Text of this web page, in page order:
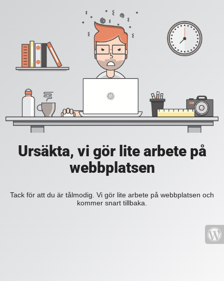
Ursäkta, vi gör lite arbete på
webbplatsen
Tack för att du är tålmodig. Vi gör lite arbete på webbplatsen och
kommer snart tillbaka.